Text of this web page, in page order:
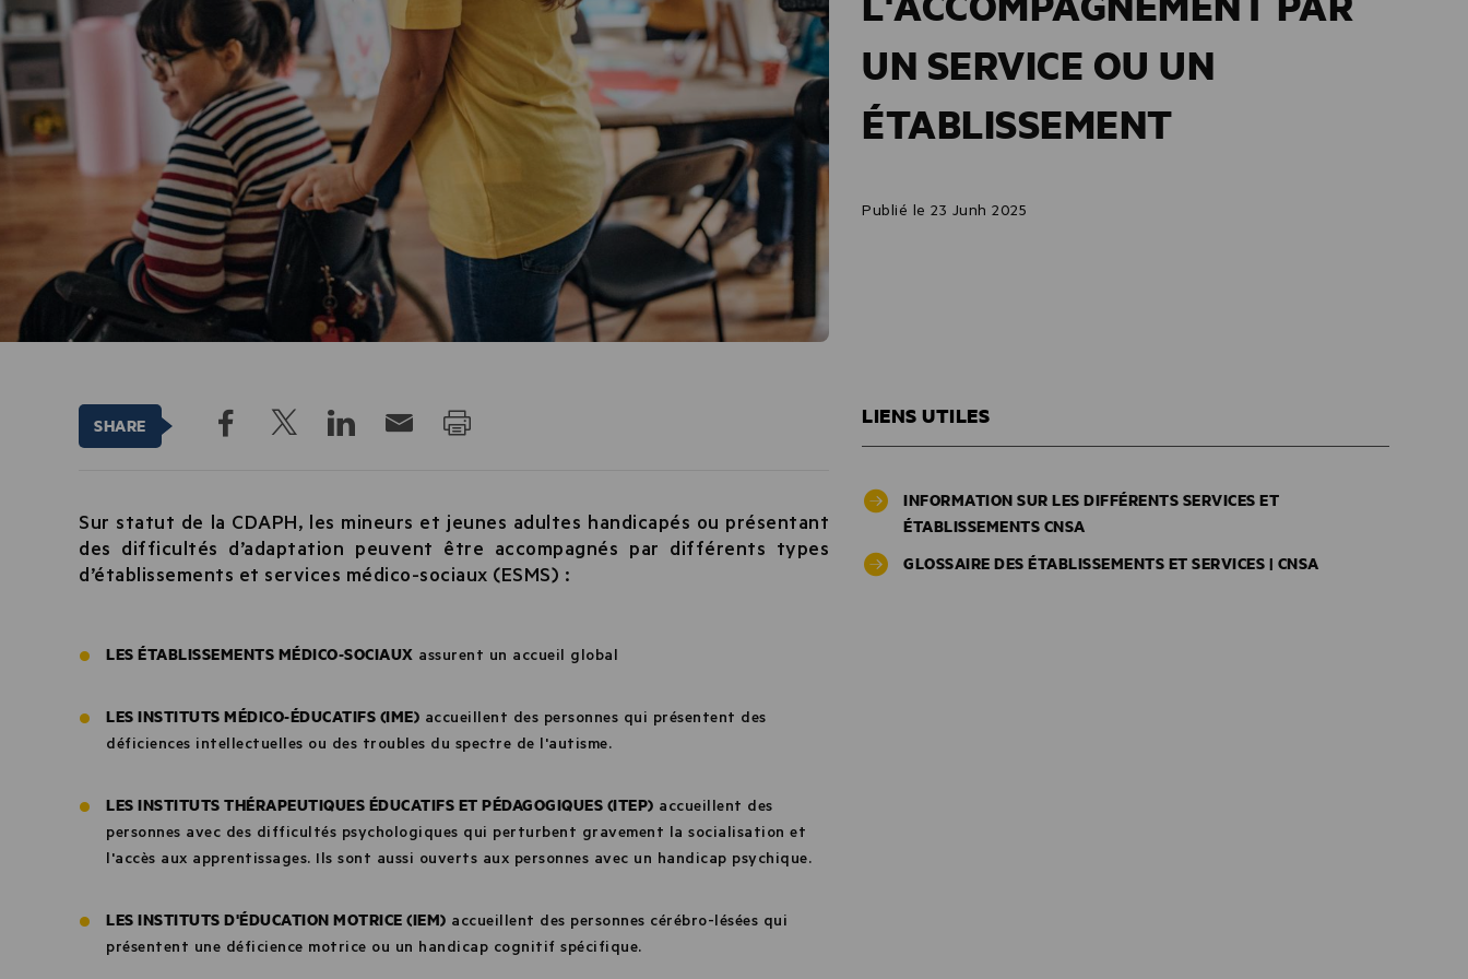
UN SERVICE OU UN
ÉTABLISSEMENT
Publié le 23 Junh 2025
SHARE
Sur statut de la CDAPH, les mineurs et jeunes adultes handicapés ou présentant
des difficultés d’adaptation peuvent être accompagnés par différents types
d’établissements et services médico-sociaux (ESMS) :
LES ÉTABLISSEMENTS MÉDICO-SOCIAUX assurent un accueil global
LES INSTITUTS MÉDICO-ÉDUCATIFS (IME) accueillent des personnes qui présentent des
déficiences intellectuelles ou des troubles du spectre de l'autisme.
LES INSTITUTS THÉRAPEUTIQUES ÉDUCATIFS ET PÉDAGOGIQUES (ITEP) accueillent des
personnes avec des difficultés psychologiques qui perturbent gravement la socialisation et
l'accès aux apprentissages. Ils sont aussi ouverts aux personnes avec un handicap psychique.
LES INSTITUTS D'ÉDUCATION MOTRICE (IEM) accueillent des personnes cérébro-lésées qui
présentent une déficience motrice ou un handicap cognitif spécifique.
LIENS UTILES
INFORMATION SUR LES DIFFÉRENTS SERVICES ET
ÉTABLISSEMENTS CNSA
GLOSSAIRE DES ÉTABLISSEMENTS ET SERVICES | CNSA